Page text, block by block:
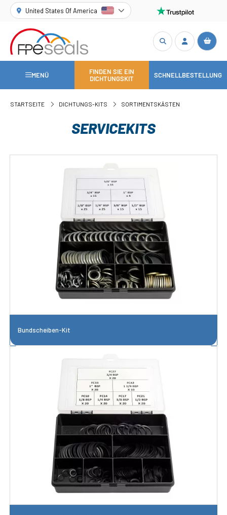
United States Of America
MENÜ
FINDEN SIE EIN
DICHTUNGSKIT
SCHNELLBESTELLUNG
STARTSEITE DICHTUNGS-KITS SORTIMENTSKÄSTEN
SERVICEKITS
Bundscheiben-Kit